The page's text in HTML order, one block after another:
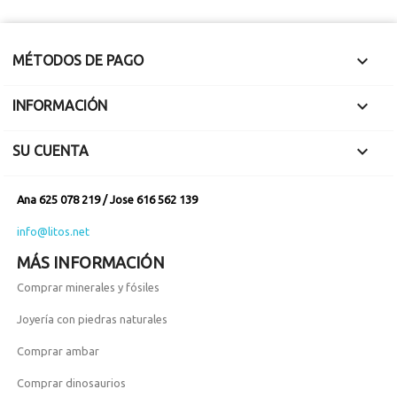
MÉTODOS DE PAGO 
INFORMACIÓN 
SU CUENTA 
Ana 625 078 219 / Jose 616 562 139
info@litos.net
MÁS INFORMACIÓN
Comprar minerales y fósiles
Joyería con piedras naturales
Comprar ambar
Comprar dinosaurios